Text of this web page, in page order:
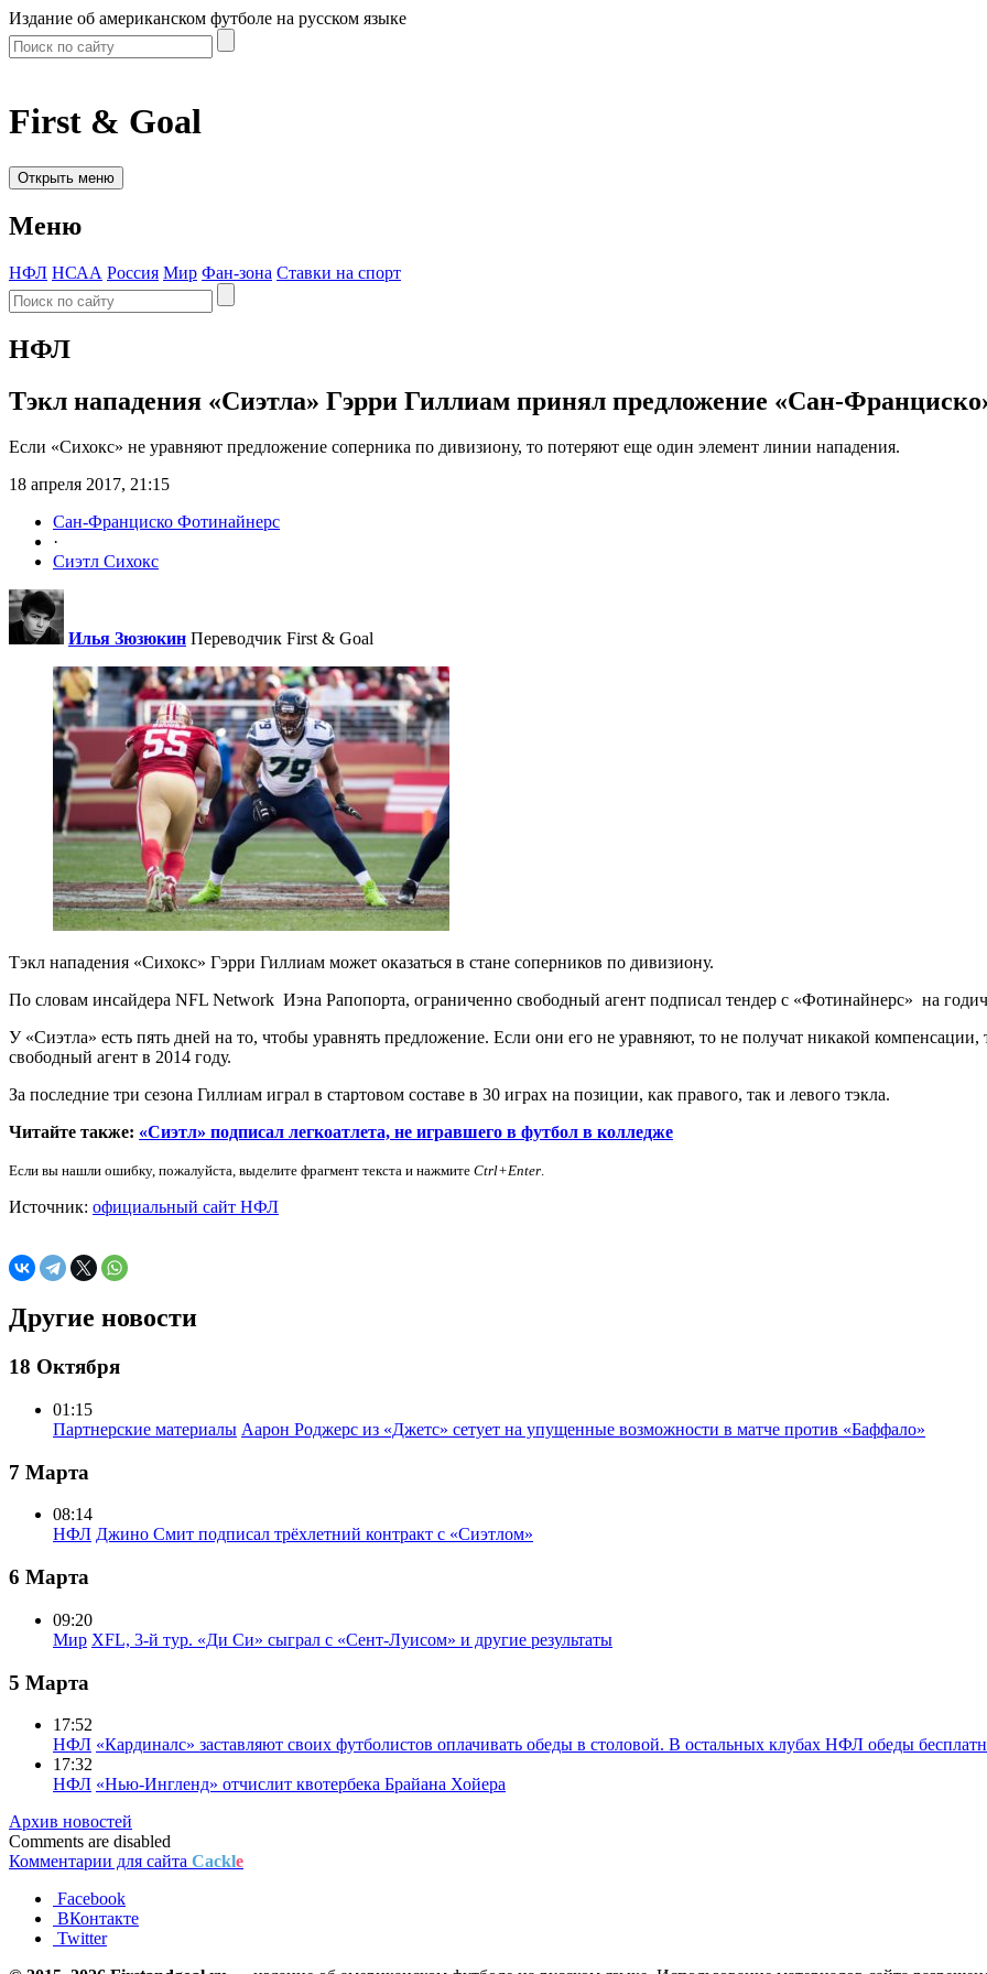
Издание об американском футболе на русском языке
First & Goal
Открыть меню
Меню
НФЛ НСАА Россия Мир Фан-зона Ставки на спорт
НФЛ
Тэкл нападения «Сиэтла» Гэрри Гиллиам принял предложение «Сан-
Если «Сихокс» не уравняют предложение соперника по дивизиону, то потеряют еще один элемент линии нападения.
18 апреля 2017, 21:15
Сан-Франциско Фотинайнерс
·
Сиэтл Сихокс
Илья Зюзюкин Переводчик First & Goal
Тэкл нападения «Сихокс» Гэрри Гиллиам может оказаться в стане соперников по дивизиону.
По словам инсайдера NFL Network Иэна Рапопорта, ограниченно свободный агент подписал тендер с «Фотинайнерс» на
У «Сиэтла» есть пять дней на то, чтобы уравнять предложение. Если они его не уравняют, то не получат никакой
свободный агент в 2014 году.
За последние три сезона Гиллиам играл в стартовом составе в 30 играх на позиции, как правого, так и левого тэкла.
Читайте также: «Сиэтл» подписал легкоатлета, не игравшего в футбол в колледже
Если вы нашли ошибку, пожалуйста, выделите фрагмент текста и нажмите Ctrl+Enter.
Источник: официальный сайт НФЛ
Другие новости
18 Октября
01:15
Партнерские материалы Аарон Роджерс из «Джетс» сетует на упущенные возможности в матче против «Баффало»
7 Марта
08:14
НФЛ Джино Смит подписал трёхлетний контракт с «Сиэтлом»
6 Марта
09:20
Мир XFL, 3-й тур. «Ди Си» сыграл с «Сент-Луисом» и другие результаты
5 Марта
17:52
НФЛ «Кардиналс» заставляют своих футболистов оплачивать обеды в столовой. В остальных клубах НФЛ обеды
17:32
НФЛ «Нью-Ингленд» отчислит квотербека Брайана Хойера
Архив новостей
Comments are disabled
Комментарии для сайта Cackle
Facebook
ВКонтакте
Twitter